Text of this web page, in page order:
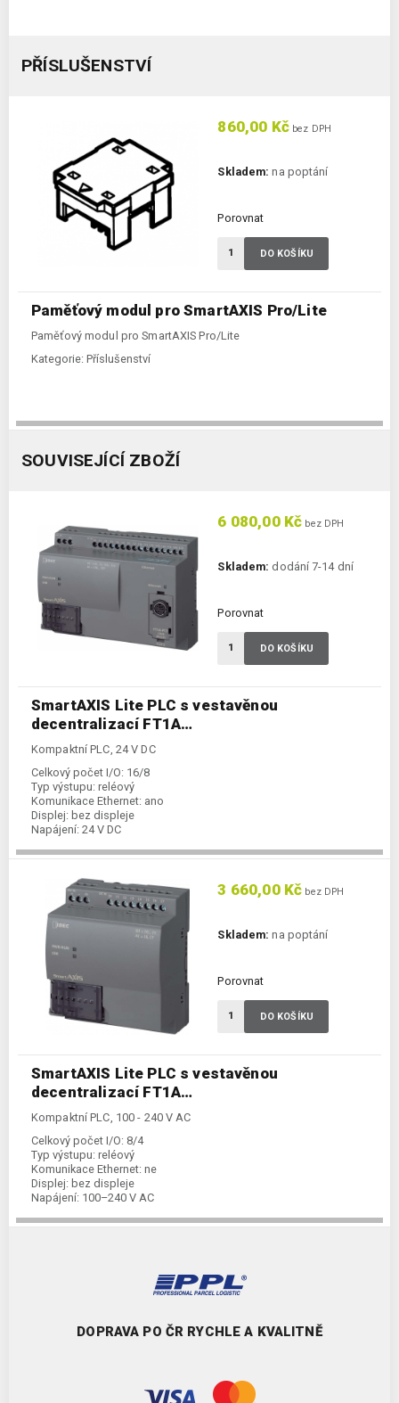
PŘÍSLUŠENSTVÍ
Paměťový modul pro SmartAXIS Pro/Lite
Paměťový modul pro SmartAXIS Pro/Lite
Kategorie: Příslušenství
860,00 Kč bez DPH
Skladem: na poptání
Porovnat
DO KOŠÍKU
SOUVISEJÍCÍ ZBOŽÍ
SmartAXIS Lite PLC s vestavěnou
decentralizací FT1A…
Kompaktní PLC, 24 V DC
Celkový počet I/O: 16/8
Typ výstupu: reléový
Komunikace Ethernet: ano
Displej: bez displeje
Napájení: 24 V DC
6 080,00 Kč bez DPH
Skladem: dodání 7-14 dní
Porovnat
DO KOŠÍKU
SmartAXIS Lite PLC s vestavěnou
decentralizací FT1A…
Kompaktní PLC, 100 - 240 V AC
Celkový počet I/O: 8/4
Typ výstupu: reléový
Komunikace Ethernet: ne
Displej: bez displeje
Napájení: 100–240 V AC
3 660,00 Kč bez DPH
Skladem: na poptání
Porovnat
DO KOŠÍKU
DOPRAVA PO ČR RYCHLE A KVALITNĚ